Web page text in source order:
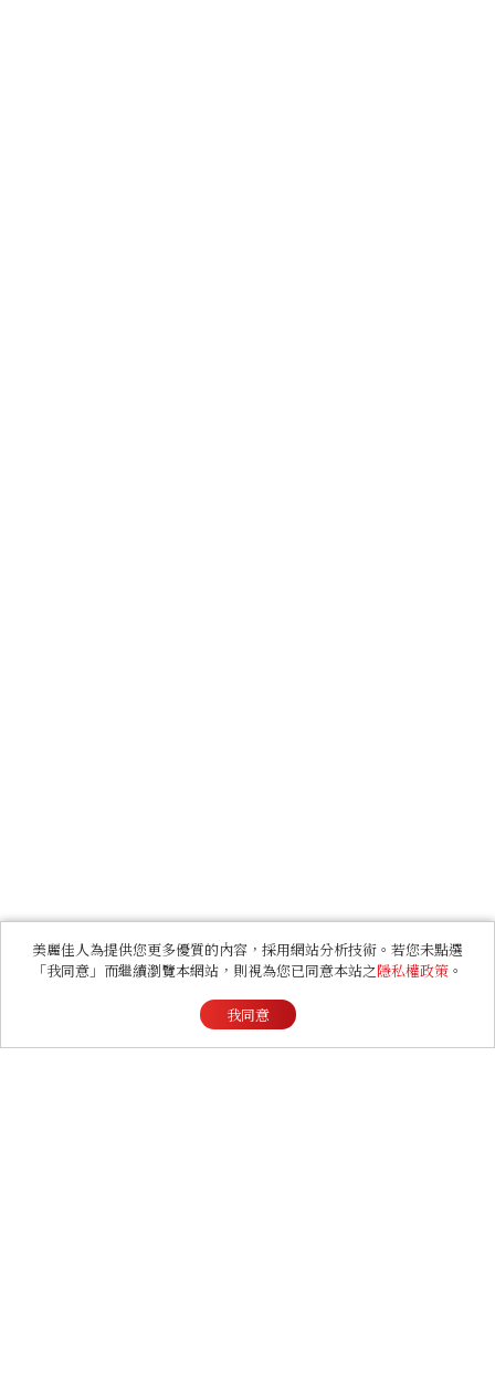
美麗佳人為提供您更多優質的內容，採用網站分析技術。若您未點選
「我同意」而繼續瀏覽本網站，則視為您已同意本站之隱私權政策 。
我同意